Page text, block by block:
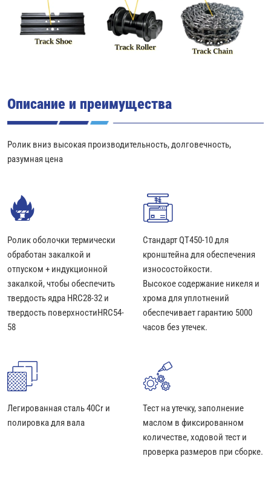
Описание и преимущества
Ролик вниз высокая производительность, долговечность,
разумная цена
Ролик оболочки термически
обработан закалкой и
отпуском + индукционной
закалкой, чтобы обеспечить
твердость ядра HRC28-32 и
твердость поверхностиHRC54-
58
Стандарт QT450-10 для
кронштейна для обеспечения
износостойкости.
Высокое содержание никеля и
хрома для уплотнений
обеспечивает гарантию 5000
часов без утечек.
Легированная сталь 40Cr и
полировка для вала
Тест на утечку, заполнение
маслом в фиксированном
количестве, ходовой тест и
проверка размеров при сборке.